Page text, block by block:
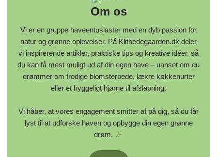
Om os
Vi er en gruppe haveentusiaster med en dyb passion for
natur og grønne oplevelser. På Klithedegaarden.dk deler
vi inspirerende artikler, praktiske tips og kreative idéer, så
du kan få mest muligt ud af din egen have – uanset om du
drømmer om frodige blomsterbede, lækre køkkenurter
eller et hyggeligt hjørne til afslapning.
Vi håber, at vores engagement smitter af på dig, så du får
lyst til at udforske haven og opbygge din egen grønne
drøm.